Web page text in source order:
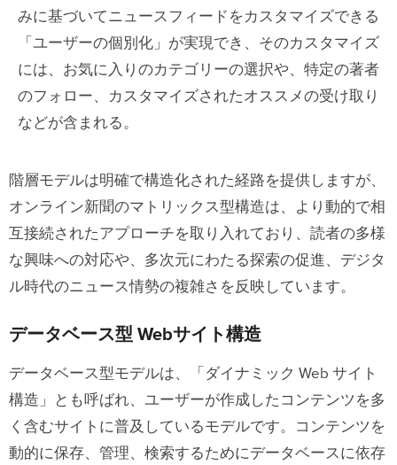
みに基づいてニュースフィードをカスタマイズできる
「ユーザーの個別化」が実現でき、そのカスタマイズ
には、お気に入りのカテゴリーの選択や、特定の著者
のフォロー、カスタマイズされたオススメの受け取り
などが含まれる。
階層モデルは明確で構造化された経路を提供しますが、
オンライン新聞のマトリックス型構造は、より動的で相
互接続されたアプローチを取り入れており、読者の多様
な興味への対応や、多次元にわたる探索の促進、デジタ
ル時代のニュース情勢の複雑さを反映しています。
データベース型 Webサイト構造
データベース型モデルは、「ダイナミック Web サイト
構造」とも呼ばれ、ユーザーが作成したコンテンツを多
く含むサイトに普及しているモデルです。コンテンツを
動的に保存、管理、検索するためにデータベースに依存